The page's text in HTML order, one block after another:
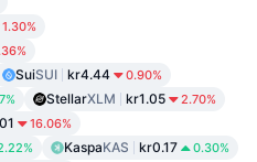
1.30%
SuiSUI kr4.44 0.90%
StellarXLM kr1.05 2.70%
16.06%
KaspaKAS kr0.17 0.30%